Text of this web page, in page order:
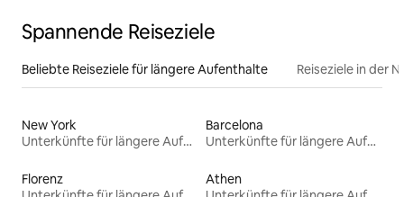
Spannende Reiseziele
Beliebte Reiseziele für längere Aufenthalte Reiseziele in der
New York
Unterkünfte für längere Aufenthalte
Barcelona
Unterkünfte für längere Aufenthalte
Florenz
Athen